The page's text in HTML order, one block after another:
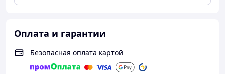
Оплата и гарантии
Безопасная оплата картой